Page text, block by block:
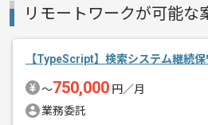
エージェントからのコ
メント
独自で開
基本的に
リモートワークが可能な
【TypeScript】検索システム継続
〜750,000 円／月
業務委託